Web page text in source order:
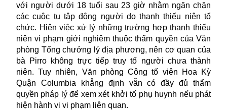
với người dưới 18 tuổi sau 23 giờ nhằm ngăn chặn
các cuộc tụ tập đông người do thanh thiếu niên tổ
chức. Hiện việc xử lý những trường hợpthanh thiếu
niên vi phạm giới nghiêm thuộc thẩm quyền của Văn
phòng Tổng chưởng lý địa phương, nên cơ quan của
bà Pirro không trực tiếp truy tố người chưa thành
niên. Tuy nhiên, Văn phòng Công tố viên Hoa Kỳ
Quận Columbia khẳng định vẫn có đầy đủ thẩm
quyền pháp lý để xem xét khởi tố phụ huynh nếu phát
hiện hành vi vi phạm liên quan.